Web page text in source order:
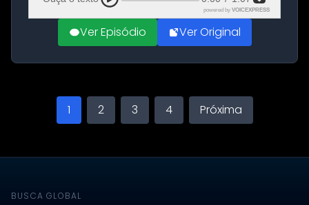
powered by VOICEXPRESS
Ver Episódio Ver Original
1 2 3 4 Próxima
BUSCA GLOBAL